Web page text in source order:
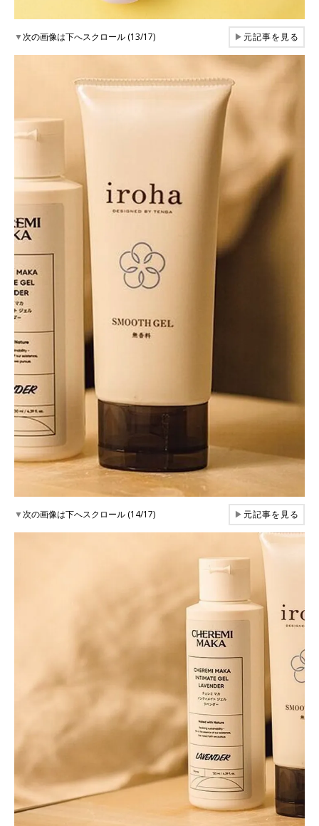
▼次の画像は下へスクロール (13/17) ▶元記事を見る
▼次の画像は下へスクロール (14/17) ▶元記事を見る